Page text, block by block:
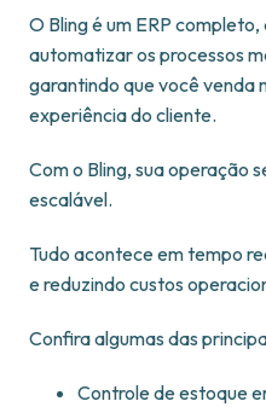
O Bling é um ERP
automatizar os processos
garantindo que você venda
experiência do cliente.
Com o Bling, sua operação
escalável.
Tudo acontece em tempo
e reduzindo custos
Confira algumas das
Controle de estoque